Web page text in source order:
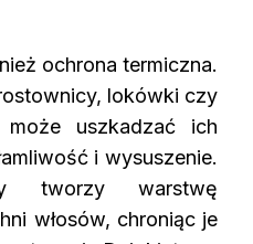
ochrona termiczna.
lokówki czy
uszkadzać ich
i wysuszenie.
tworzy warstwę
włosów, chroniąc je